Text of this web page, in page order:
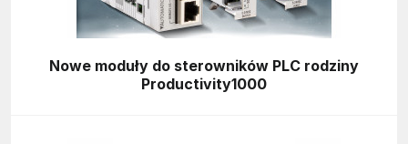
Nowe moduły do sterowników PLC rodziny
Productivity1000